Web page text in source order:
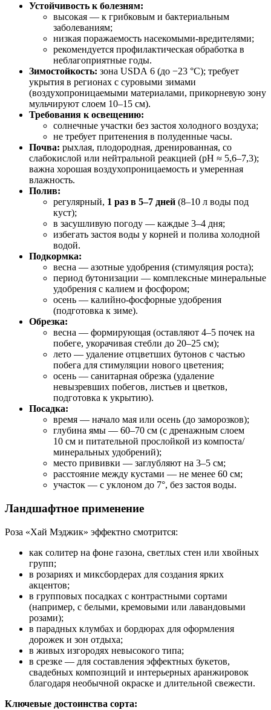
Устойчивость к болезням:
высокая — к грибковым и бактериальным
заболеваниям;
низкая поражаемость насекомыми‑вредителями;
рекомендуется профилактическая обработка в
неблагоприятные годы.
Зимостойкость: зона USDA 6 (до −23 °C); требует
укрытия в регионах с суровыми зимами
(воздухопроницаемыми материалами, прикорневую зону
мульчируют слоем 10–15 см).
Требования к освещению:
солнечные участки без застоя холодного воздуха;
не требует притенения в полуденные часы.
Почва: рыхлая, плодородная, дренированная, со
слабокислой или нейтральной реакцией (pH ≈ 5,6–7,3);
важна хорошая воздухопроницаемость и умеренная
влажность.
Полив:
регулярный, 1 раз в 5–7 дней (8–10 л воды под
куст);
в засушливую погоду — каждые 3–4 дня;
избегать застоя воды у корней и полива холодной
водой.
Подкормка:
весна — азотные удобрения (стимуляция роста);
период бутонизации — комплексные минеральные
удобрения с калием и фосфором;
осень — калийно‑фосфорные удобрения
(подготовка к зиме).
Обрезка:
весна — формирующая (оставляют 4–5 почек на
побеге, укорачивая стебли до 20–25 см);
лето — удаление отцветших бутонов с частью
побега для стимуляции нового цветения;
осень — санитарная обрезка (удаление
невызревших побегов, листьев и цветков,
подготовка к укрытию).
Посадка:
время — начало мая или осень (до заморозков);
глубина ямы — 60–70 см (с дренажным слоем
10 см и питательной прослойкой из компоста/
минеральных удобрений);
место прививки — заглубляют на 3–5 см;
расстояние между кустами — не менее 60 см;
участок — с уклоном до 7°, без застоя воды.
Ландшафтное применение
Роза «Хай Мэджик» эффектно смотрится:
как солитер на фоне газона, светлых стен или хвойных
групп;
в розариях и миксбордерах для создания ярких
акцентов;
в групповых посадках с контрастными сортами
(например, с белыми, кремовыми или лавандовыми
розами);
в парадных клумбах и бордюрах для оформления
дорожек и зон отдыха;
в живых изгородях невысокого типа;
в срезке — для составления эффектных букетов,
свадебных композиций и интерьерных аранжировок
благодаря необычной окраске и длительной свежести.
Ключевые достоинства сорта: